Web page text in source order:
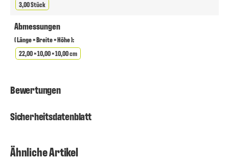
3,00 Stück
Abmessungen
( Länge × Breite × Höhe ):
22,00 × 10,00 × 10,00 cm
Bewertungen
Sicherheitsdatenblatt
Ähnliche Artikel